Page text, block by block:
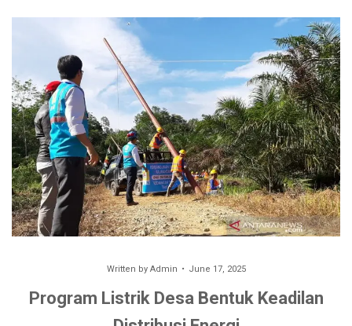
Written by Admin June 17, 2025
Program Listrik Desa Bentuk Keadilan